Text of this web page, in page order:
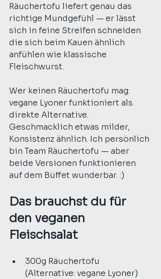
Räuchertofu liefert genau das
richtige Mundgefühl — er lässt
sich in feine Streifen schneiden
die sich beim Kauen ähnlich
anfühlen wie klassische
Fleischwurst.
Wer keinen Räuchertofu mag:
vegane Lyoner funktioniert als
direkte Alternative.
Geschmacklich etwas milder,
Konsistenz ähnlich. Ich persönlich
bin Team Räuchertofu — aber
beide Versionen funktionieren
auf dem Büffet wunderbar. :)
Das brauchst du für
den veganen
Fleischsalat
300g Räuchertofu
(Alternative: vegane Lyoner)